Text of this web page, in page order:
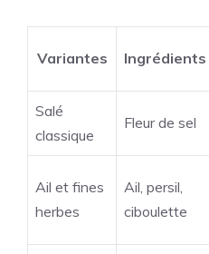
Variantes Ingrédients
Salé
classique
Fleur de sel
Ail et fines
herbes
Ail, persil,
ciboulette